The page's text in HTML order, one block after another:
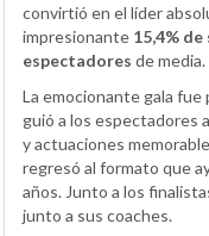
convirtió en el líder
impresionante 15,4% de
espectadores de media.
La emocionante gala
guió a los espectadores
y actuaciones
regresó al formato que
años. Junto a los
junto a sus coaches.